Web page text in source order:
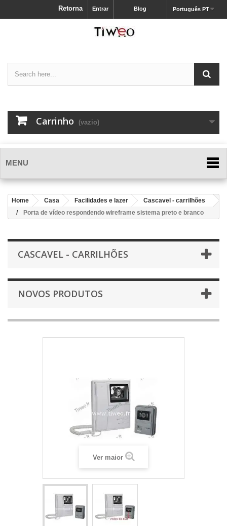
Português PT
Blog
Entrar
Retorna
Carrinho (vazio)
MENU
Home Casa Facilidades e lazer
Cascavel - carrilhões
Porta de vídeo respondendo wireframe sistema preto e branco
CASCAVEL - CARRILHÕES
NOVOS PRODUTOS
Ver maior